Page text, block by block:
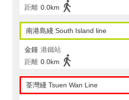
距離 0.0km
南港島綫 South Island line
金鐘 港鐵站
距離 0.0km
荃灣綫 Tsuen Wan Line